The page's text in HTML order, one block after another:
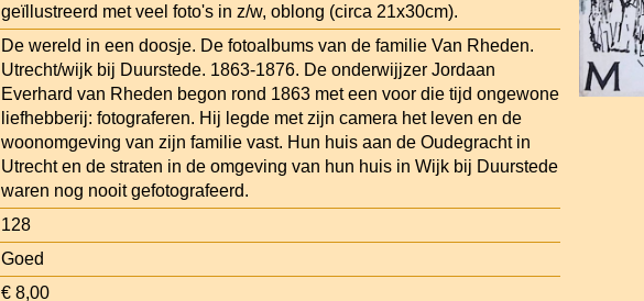
geïllustreerd met veel foto's in z/w, oblong (circa 21x30cm).
De wereld in een doosje. De fotoalbums van de familie Van Rheden.
Utrecht/wijk bij Duurstede. 1863-1876. De onderwijjzer Jordaan
Everhard van Rheden begon rond 1863 met een voor die tijd ongewone
liefhebberij: fotograferen. Hij legde met zijn camera het leven en de
woonomgeving van zijn familie vast. Hun huis aan de Oudegracht in
Utrecht en de straten in de omgeving van hun huis in Wijk bij Duurstede
waren nog nooit gefotografeerd.
128
Goed
€ 8,00